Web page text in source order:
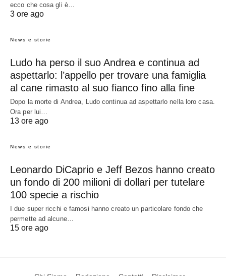
ecco che cosa gli è…
3 ore ago
News e storie
Ludo ha perso il suo Andrea e continua ad
aspettarlo: l’appello per trovare una famiglia
al cane rimasto al suo fianco fino alla fine
Dopo la morte di Andrea, Ludo continua ad aspettarlo nella loro casa.
Ora per lui…
13 ore ago
News e storie
Leonardo DiCaprio e Jeff Bezos hanno creato
un fondo di 200 milioni di dollari per tutelare
100 specie a rischio
I due super ricchi e famosi hanno creato un particolare fondo che
permette ad alcune…
15 ore ago